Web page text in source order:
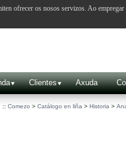
Clientes Axuda
:: Comezo > Catálogo en liña > Historia >
ofrecer os nosos servizos. Ao